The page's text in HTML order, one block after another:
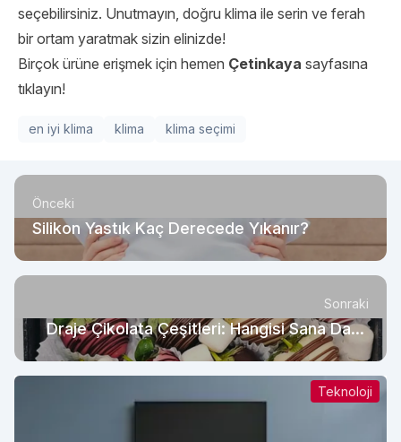
seçebilirsiniz. Unutmayın, doğru klima ile serin ve ferah
bir ortam yaratmak sizin elinizde!
Birçok ürüne erişmek için hemen Çetinkaya sayfasına
tıklayın!
en iyi klima klima klima seçimi
Önceki
Silikon Yastık Kaç Derecede Yıkanır?
Sonraki
Draje Çikolata Çeşitleri: Hangisi Sana Daha
Uygun?
Teknoloji